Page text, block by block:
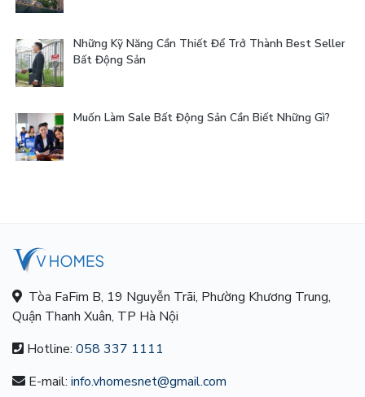
Những Kỹ Năng Cần Thiết Để Trở Thành Best Seller
Bất Động Sản
Muốn Làm Sale Bất Động Sản Cần Biết Những Gì?
Tòa FaFim B, 19 Nguyễn Trãi, Phường Khương Trung,
Quận Thanh Xuân, TP Hà Nội
Hotline: 058 337 1111
E-mail: info.vhomesnet@gmail.com